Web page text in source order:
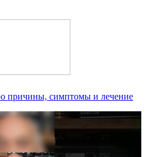
причины, симптомы и лечение